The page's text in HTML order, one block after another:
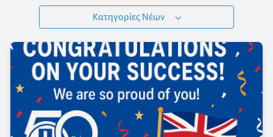
Κατηγορίες Νέων